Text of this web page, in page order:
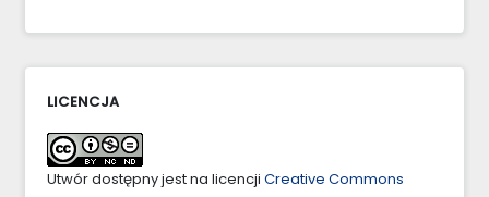
LICENCJA
Utwór dostępny jest na licencji Creative Commons